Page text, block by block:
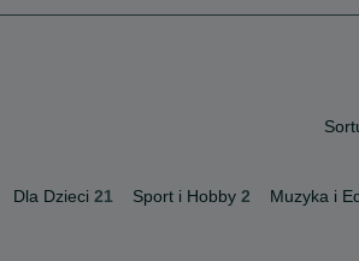
Dla Dzieci 21 Sport i Hobby 2 Muzyka i